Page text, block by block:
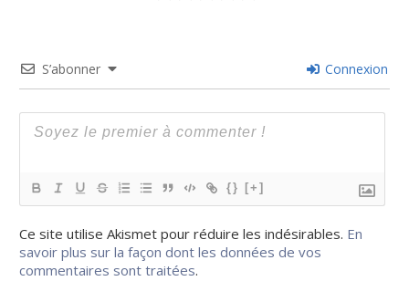
S’abonner Connexion
{} [+]
Ce site utilise Akismet pour réduire les indésirables. En
savoir plus sur la façon dont les données de vos
commentaires sont traitées.